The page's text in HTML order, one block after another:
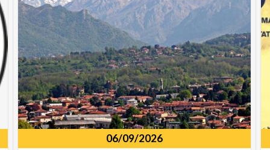
06/09/2026